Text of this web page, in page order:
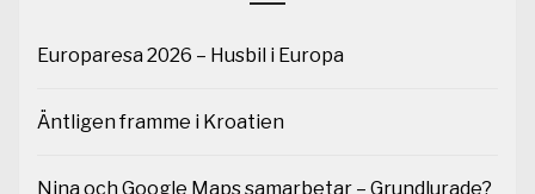
Europaresa 2026 – Husbil i Europa
Äntligen framme i Kroatien
Nina och Google Maps samarbetar – Grundlurade?